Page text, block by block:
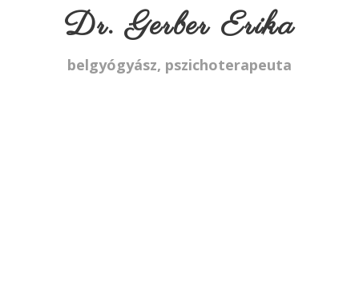
Dr. Gerber Erika
belgyógyász, pszichoterapeuta